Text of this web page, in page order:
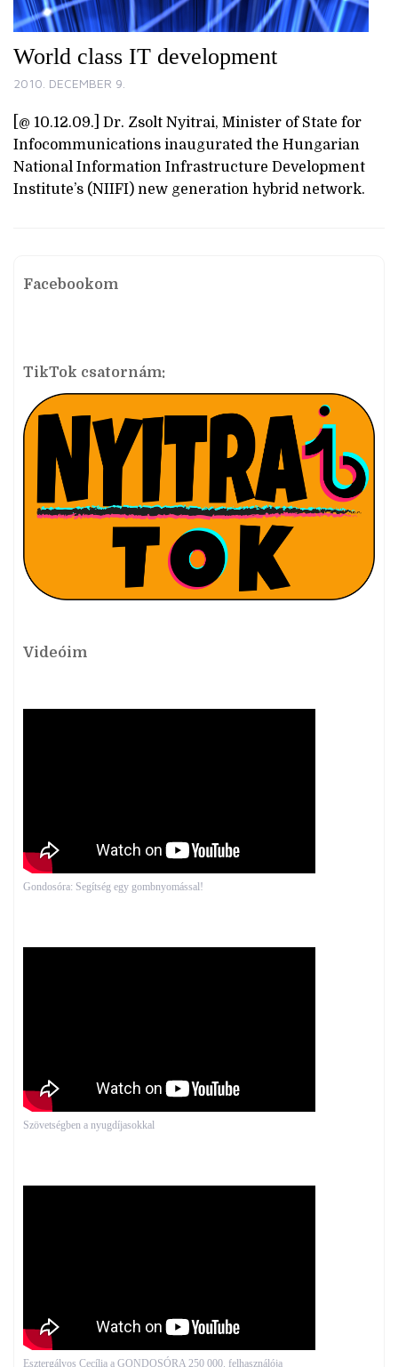
World class IT development
2010. DECEMBER 9.
[@ 10.12.09.] Dr. Zsolt Nyitrai, Minister of State for
Infocommunications inaugurated the Hungarian
National Information Infrastructure Development
Institute’s (NIIFI) new generation hybrid network.
Facebookom
TikTok csatornám:
Videóim
Gondosóra: Segítség egy gombnyomással!
Szövetségben a nyugdíjasokkal
Esztergályos Cecília a GONDOSÓRA 250 000. felhasználója